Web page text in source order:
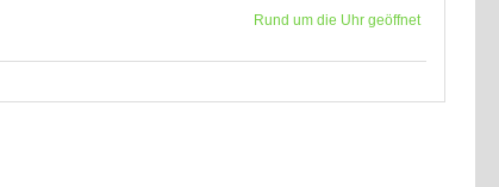
Rund um die Uhr geöffnet